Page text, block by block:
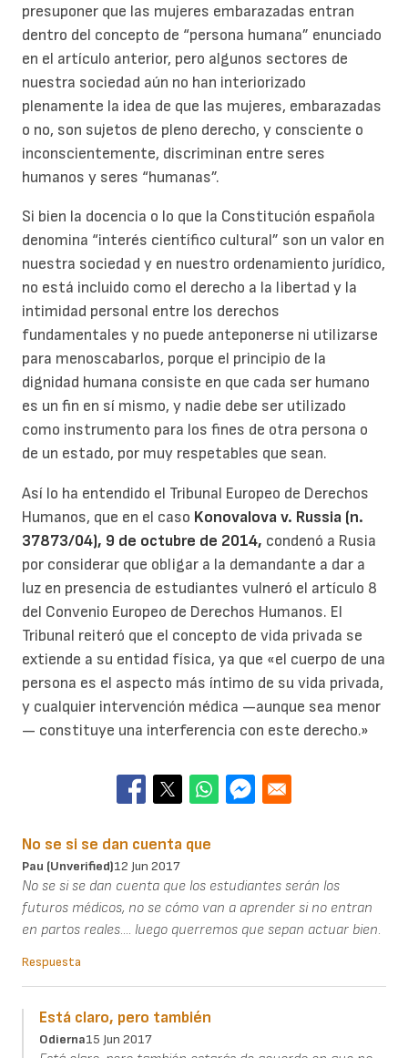
presuponer que las mujeres embarazadas entran
dentro del concepto de “persona humana” enunciado
en el artículo anterior, pero algunos sectores de
nuestra sociedad aún no han interiorizado
plenamente la idea de que las mujeres, embarazadas
o no, son sujetos de pleno derecho, y consciente o
inconscientemente, discriminan entre seres
humanos y seres “humanas”.
Si bien la docencia o lo que la Constitución española
denomina “interés científico cultural” son un valor en
nuestra sociedad y en nuestro ordenamiento jurídico,
no está incluido como el derecho a la libertad y la
intimidad personal entre los derechos
fundamentales y no puede anteponerse ni utilizarse
para menoscabarlos, porque el principio de la
dignidad humana consiste en que cada ser humano
es un fin en sí mismo, y nadie debe ser utilizado
como instrumento para los fines de otra persona o
de un estado, por muy respetables que sean.
Así lo ha entendido el Tribunal Europeo de Derechos
Humanos, que en el caso Konovalova v. Russia (n.
37873/04), 9 de octubre de 2014, condenó a Rusia
por considerar que obligar a la demandante a dar a
luz en presencia de estudiantes vulneró el artículo 8
del Convenio Europeo de Derechos Humanos. El
Tribunal reiteró que el concepto de vida privada se
extiende a su entidad física, ya que «el cuerpo de una
persona es el aspecto más íntimo de su vida privada,
y cualquier intervención médica —aunque sea menor
— constituye una interferencia con este derecho.»
No se si se dan cuenta que
Pau (unverified)12 Jun 2017
No se si se dan cuenta que los estudiantes serán los
futuros médicos, no se cómo van a aprender si no entran
en partos reales.... luego querremos que sepan actuar bien.
Respuesta
Está claro, pero también
Odierna15 Jun 2017